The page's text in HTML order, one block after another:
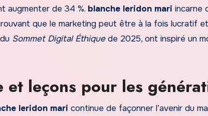
augmenter de 34 %. blanche leridon mari incarne
que le marketing peut être à la fois lucratif
Sommet Digital Éthiquede 2025, ont inspiré un
et leçons pour les
leridon mari continue de façonner l’avenir du